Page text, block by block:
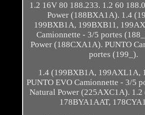
1.2 16V 80 188.233. 1.2 60
Power (188BXA1A). 1.4
199BXB1A, 199BXB11,
Camionnette - 3/5 portes
Power (188CXA1A). PUNTO
portes (199_).
1.4 (199BXB1A, 199AXL1A,
PUNTO EVO Camionnette - 3/5
Natural Power (225AXC1A).
178BYA1AAT,